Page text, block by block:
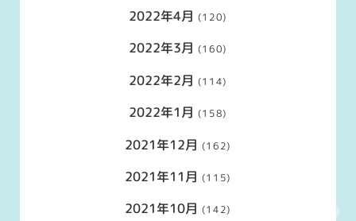
2022年4月 (120)
2022年3月 (160)
2022年2月 (114)
2022年1月 (158)
2021年12月 (162)
2021年11月 (115)
2021年10月 (142)